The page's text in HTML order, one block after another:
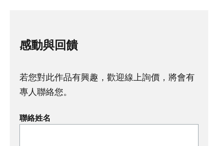
感動與回饋
若您對此作品有興趣，歡迎線上詢價，將會有
專人聯絡您。
聯絡姓名